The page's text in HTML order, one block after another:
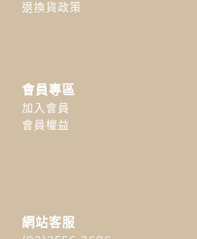
退換貨政策
會員專區
加入會員
會員權益
網站客服